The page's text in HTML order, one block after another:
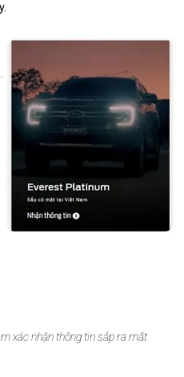
xác nhận thông tin sắp ra mắt